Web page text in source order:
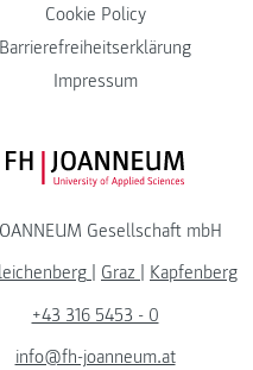
Cookie Policy
Barrierefreiheitserklärung
Impressum
FH
Gesellschaft mbH
Graz
Kapfenberg
+43 316 5453 - 0
info@fh-joanneum.at